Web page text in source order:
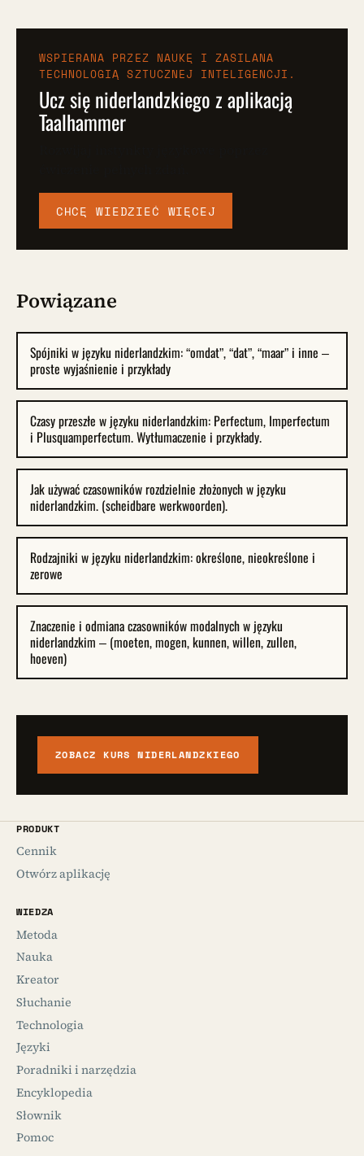
WSPIERANA PRZEZ NAUKĘ I ZASILANA
TECHNOLOGIĄ SZTUCZNEJ INTELIGENCJI.
Ucz się niderlandzkiego z aplikacją
Taalhammer
CHCĘ WIEDZIEĆ WIĘCEJ
Powiązane
Spójniki w języku niderlandzkim: “omdat”, “dat”, “maar” i inne –
proste wyjaśnienie i przykłady
Czasy przeszłe w języku niderlandzkim: Perfectum, Imperfectum
i Plusquamperfectum. Wytłumaczenie i przykłady.
Jak używać czasowników rozdzielnie złożonych w języku
niderlandzkim. (scheidbare werkwoorden).
Rodzajniki w języku niderlandzkim: określone, nieokreślone i
zerowe
Znaczenie i odmiana czasowników modalnych w języku
niderlandzkim – (moeten, mogen, kunnen, willen, zullen,
hoeven)
ZOBACZ KURS NIDERLANDZKIEGO
PRODUKT
Cennik
Otwórz aplikację
WIEDZA
Metoda
Nauka
Kreator
Słuchanie
Technologia
Języki
Poradniki i narzędzia
Encyklopedia
Słownik
Pomoc